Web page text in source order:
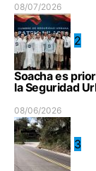
08/07/2026
2
Soacha es
la Seguridad
08/06/2026
3